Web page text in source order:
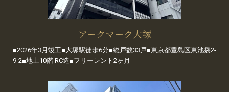
アークマーク大塚
■2026年3月竣工■大塚駅徒歩6分■総戸数33戸■東京都豊島区東池袋2-
9-2■地上10階 RC造■フリーレント2ヶ月